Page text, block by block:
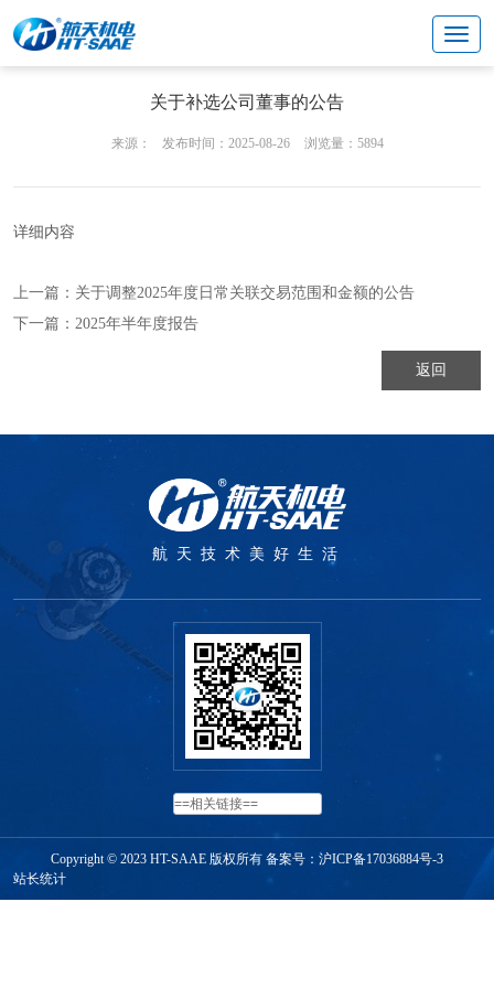
投资者关系
关于补选公司董事的公告
来源： 发布时间：2025-08-26 浏览量：5894
详细内容
上一篇： 关于调整2025年度日常关联交易范围和金额的公告
下一篇： 2025年半年度报告
返回
航天技术美好生活
Copyright © 2023 HT-SAAE 版权所有 备案号： 沪ICP备17036884号-3
站长统计